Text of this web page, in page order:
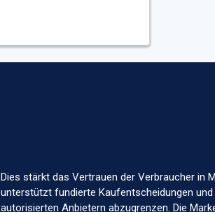
Dies stärkt das Vertrauen der Verbraucher in
unterstützt fundierte Kaufentscheidungen
autorisierten Anbietern abzugrenzen. Die